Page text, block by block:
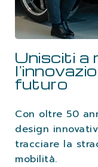
LAVORA
Unisciti a
futuro
Con oltre 50
design
tracciare la
mobilità.